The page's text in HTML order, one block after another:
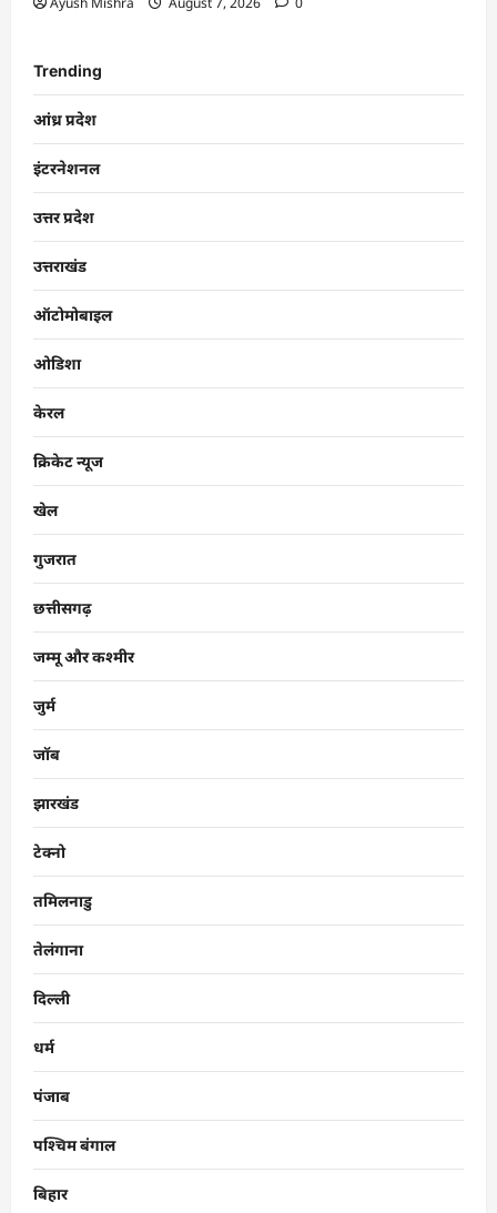
Trending
आंध्र प्रदेश
इंटरनेशनल
उत्तर प्रदेश
उत्तराखंड
ऑटोमोबाइल
ओडिशा
केरल
क्रिकेट न्यूज
खेल
गुजरात
छत्तीसगढ़
जम्मू और कश्मीर
जुर्म
जॉब
झारखंड
टेक्नो
तमिलनाडु
तेलंगाना
दिल्ली
धर्म
पंजाब
पश्चिम बंगाल
बिहार